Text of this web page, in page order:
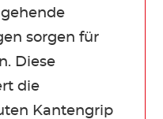
sorgen für
Diese
die
Kantengrip